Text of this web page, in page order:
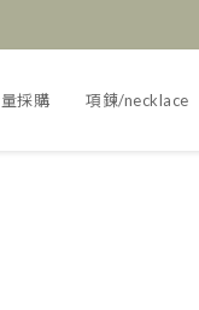
採購 項鍊/necklace